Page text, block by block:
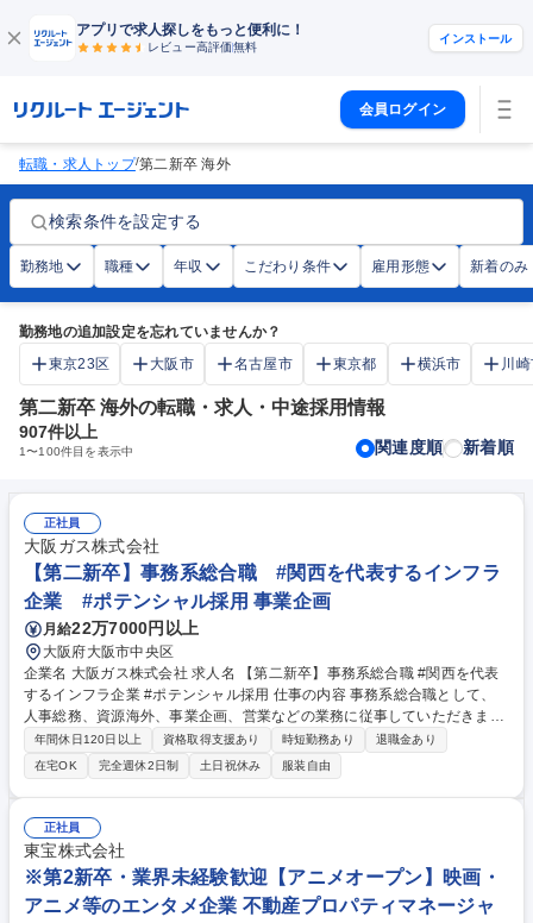
アプリで求人探しをもっと便利に！
レビュー高評価無料
インストール
会員ログイン
転職・求人トップ/第二新卒 海外
検索条件を設定する
勤務地 職種 年収 こだわり条件 雇用形態 新着のみ
勤務地の追加設定を忘れていませんか？
東京23区
大阪市 名古屋市 東京都 横浜市 川
第二新卒 海外の転職・求人・中途採用情報
907件以上
1〜100件目を表示中 関連度順 新着順
正社員
大阪ガス株式会社
【第二新卒】事務系総合職 #関西を代表するインフラ
企業 #ポテンシャル採用 事業企画
月給22万7000円以上
大阪府大阪市中央区
企業名 大阪ガス株式会社 求人名 【第二新卒】事務系総合職 #関西を代表
するインフラ企業 #ポテンシャル採用 仕事の内容 事務系総合職として、
人事総務、資源海外、事業企画、営業などの業務に従事していただきま
す。 【業務内容の一例】■所属事業部の勤労業務 ■海外に関係する各種業
務 ■営業部門の企画スタッフ、ルート営業 【キャリアパス】入社後の配属
ポジションで一定期間ご活躍頂いた後、本人の適性及び将来のキャリアを
鑑みてジョブローテーションを行います。 【育成】OJTでの現場育成や研
修カリキュラムを通じて、Daigasグループの業務で必要となる知識につい
て学んでいただきます。 募集職種 【第二新卒】事務系総合職 #関西を代
表するインフラ企業 #ポテンシャル採用
年間休日120日以上 資格取得支援あり 時短勤務あり
退職金あり
在宅OK
完全週休2日制 土日祝休み 服装自由
正社員
東宝株式会社
※第2新卒・業界未経験歓迎【アニメオープン】映画・
アニメ等のエンタメ企業 不動産プロパティマネージャ